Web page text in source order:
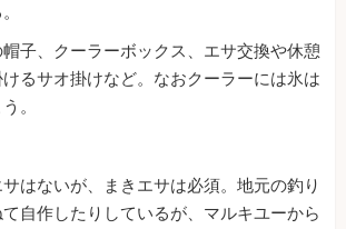
子、クーラーボックス、エサ交換や休憩
るサオ掛けなど。なおクーラーには氷は
。
はないが、まきエサは必須。地元の釣り
自作したりしているが、マルキユーから